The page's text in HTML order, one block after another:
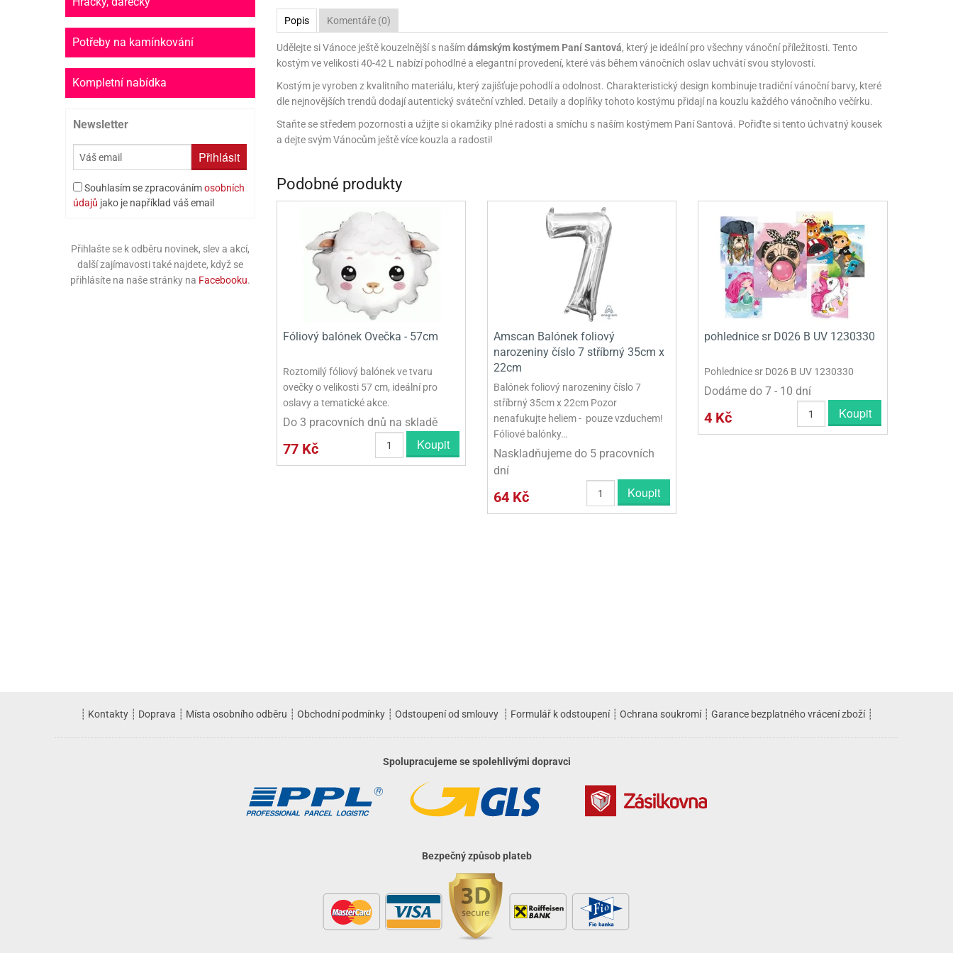
PRINCEZNY
SCOOBY DOO
SPIDERMAN
SPONGE BOB
STAR WARS
TROLLS - TROLOVÉ
Potřeby na kamínkování
Kompletní nabídka
Newsletter
Přihlásit
Souhlasím se zpracovánímosobních
údajů jako je například váš email
Přihlašte se k odběru novinek, slev a akcí,
další zajímavosti také najdete, když se
přihlásíte na naše stránky na Facebooku.
Popis Komentáře (0)
Udělejte si Vánoce ještě kouzelnější s našímdámským kostýmem Paní Santová, který je ideální pro všechny vánoční příležitosti. Tento
kostým ve velikosti 40-42 L nabízí pohodlné a elegantní provedení, které vás během vánočních oslav uchvátí svou stylovostí.
Kostým je vyroben z kvalitního materiálu, který zajišťuje pohodlí a odolnost. Charakteristický design kombinuje tradiční vánoční barvy, které
dle nejnovějších trendů dodají autentický sváteční vzhled. Detaily a doplňky tohoto kostýmu přidají na kouzlu každého vánočního večírku.
Staňte se středem pozornosti a užijte si okamžiky plné radosti a smíchu s naším kostýmem Paní Santová. Pořiďte si tento úchvatný kousek
a dejte svým Vánocům ještě více kouzla a radosti!
Podobné produkty
Fóliový balónek Ovečka - 57cm
Roztomilý fóliový balónek ve tvaru
ovečky o velikosti 57 cm, ideální pro
oslavy a tematické akce.
Do 3 pracovních dnů na skladě
77 Kč Koupit
Amscan Balónek foliový
narozeniny číslo 7 stříbrný 35cm x
22cm
Balónek foliový narozeniny číslo 7
stříbrný 35cm x 22cm Pozor
nenafukujte heliem - pouze vzduchem!
Fóliové balónky…
Naskladňujeme do 5 pracovních
dní
64 Kč Koupit
pohlednice sr D026 B UV 1230330
Pohlednice sr D026 B UV 1230330
Dodáme do 7 - 10 dní
4 Kč Koupit
┊ Kontakty ┊ Doprava ┊ Místa osobního odběru ┊ Obchodní podmínky ┊ Odstoupení od smlouvy ┊ Formulář k odstoupení┊ Ochrana soukromí┊ Garance bezplatného vrácení zboží┊
Spolupracujeme se spolehlivými dopravci
Bezpečný způsob plateb